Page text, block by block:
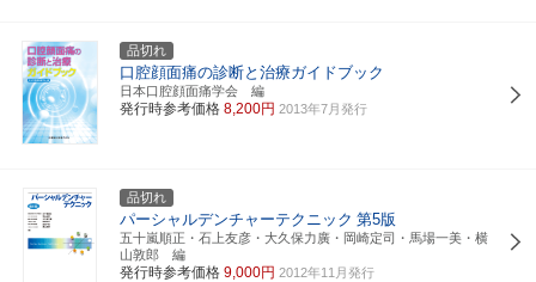
品切れ
口腔顔面痛の診断と治療ガイドブック
日本口腔顔面痛学会 編
発行時参考価格 8,200円 2013年7月発行
品切れ
パーシャルデンチャーテクニック 第5版
五十嵐順正・石上友彦・大久保力廣・岡崎定司・馬場一美・横
山敦郎 編
発行時参考価格 9,000円 2012年11月発行